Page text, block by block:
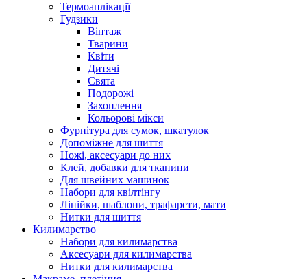
Термоаплікації
Гудзики
Вінтаж
Тварини
Квіти
Дитячі
Свята
Подорожі
Захоплення
Кольорові мікси
Фурнітура для сумок, шкатулок
Допоміжне для шиття
Ножі, аксесуари до них
Клей, добавки для тканини
Для швейних машинок
Набори для квілтінгу
Лінійки, шаблони, трафарети, мати
Нитки для шиття
Килимарство
Набори для килимарства
Аксесуари для килимарства
Нитки для килимарства